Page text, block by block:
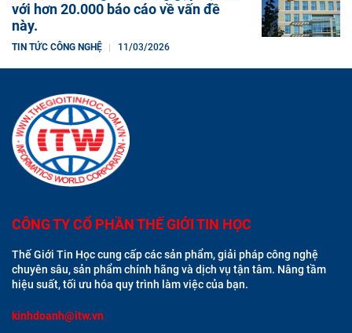
với hơn 20.000 báo cáo về vấn đề
này.
TIN TỨC CÔNG NGHỆ 11/03/2026
CÔNG TY CỔ PHẦN THẾ GIỚI TIN HỌC
Thế Giới Tin Học cung cấp các sản phẩm, giải pháp công nghệ
chuyên sâu, sản phẩm chính hãng và dịch vụ tận tâm. Nâng tầm
hiệu suất, tối ưu hóa quy trình làm việc của bạn.
kinhdoanh@itw.vn